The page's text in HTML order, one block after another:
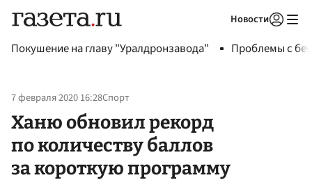
Новости
Покушение на главу "Уралдронзавода" Проблемы с
7 февраля 2020 16:28Спорт
Ханю обновил рекорд
по количеству баллов
за короткую программу